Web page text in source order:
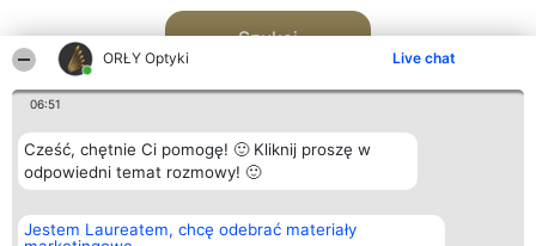
ORŁY Optyki Live chat
06:51
Cześć, chętnie Ci pomogę! 🙂 Kliknij proszę w
odpowiedni temat rozmowy! 🙂
Jestem Laureatem, chcę odebrać materiały
Szukaj
Organizator plebiscytu
Bright Side Solutions sp. z o.
Plebiscyt
Laureaci
Kontakt
Kontakt